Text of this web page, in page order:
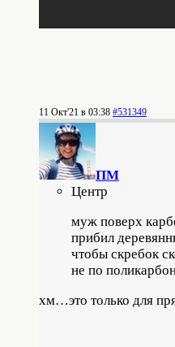
11 Окт'21 в 03:38 #531349
ПМ
Центр
муж поверх
прибил
чтобы скребок
не по
хм…это только для